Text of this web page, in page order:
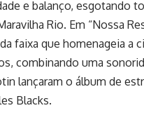
e balanço, esgotando
Rio. Em “Nossa
faixa que homenageia a
combinando uma
lançaram o álbum de
Blacks.